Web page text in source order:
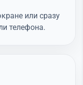
или сразу
телефона.